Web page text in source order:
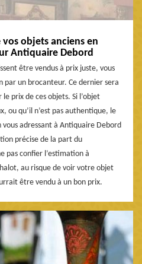
objets anciens en
Antiquaire Debord
être vendus à prix juste, vous
un brocanteur. Ce dernier sera
prix de ces objets. Si l’objet
ou qu’il n’est pas authentique, le
vous adressant à Antiquaire Debord
précise de la part du
pas confier l’estimation à
au risque de voir votre objet
être vendu à un bon prix.